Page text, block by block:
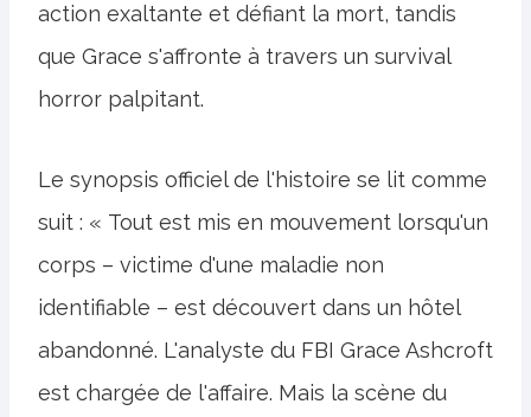
action exaltante et défiant la mort, tandis
que Grace s'affronte à travers un survival
horror palpitant.
Le synopsis officiel de l'histoire se lit comme
suit : « Tout est mis en mouvement lorsqu'un
corps – victime d'une maladie non
identifiable – est découvert dans un hôtel
abandonné. L'analyste du FBI Grace Ashcroft
est chargée de l'affaire. Mais la scène du